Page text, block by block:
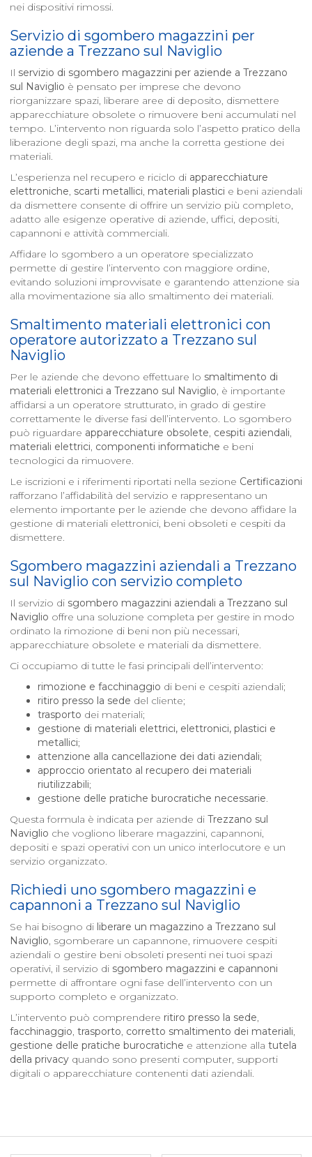
nei dispositivi rimossi.
Servizio di sgombero magazzini per
aziende a Trezzano sul Naviglio
Il servizio di sgombero magazzini per aziende a Trezzano
sul Naviglio è pensato per imprese che devono
riorganizzare spazi, liberare aree di deposito, dismettere
apparecchiature obsolete o rimuovere beni accumulati nel
tempo. L’intervento non riguarda solo l’aspetto pratico della
liberazione degli spazi, ma anche la corretta gestione dei
materiali.
L’esperienza nel recupero e riciclo di apparecchiature
elettroniche, scarti metallici, materiali plastici e beni aziendali
da dismettere consente di offrire un servizio più completo,
adatto alle esigenze operative di aziende, uffici, depositi,
capannoni e attività commerciali.
Affidare lo sgombero a un operatore specializzato
permette di gestire l’intervento con maggiore ordine,
evitando soluzioni improvvisate e garantendo attenzione sia
alla movimentazione sia allo smaltimento dei materiali.
Smaltimento materiali elettronici con
operatore autorizzato a Trezzano sul
Naviglio
Per le aziende che devono effettuare lo smaltimento di
materiali elettronici a Trezzano sul Naviglio, è importante
affidarsi a un operatore strutturato, in grado di gestire
correttamente le diverse fasi dell’intervento. Lo sgombero
può riguardare apparecchiature obsolete, cespiti aziendali,
materiali elettrici, componenti informatiche e beni
tecnologici da rimuovere.
Le iscrizioni e i riferimenti riportati nella sezione Certificazioni
rafforzano l’affidabilità del servizio e rappresentano un
elemento importante per le aziende che devono affidare la
gestione di materiali elettronici, beni obsoleti e cespiti da
dismettere.
Sgombero magazzini aziendali a Trezzano
sul Naviglio con servizio completo
Il servizio di sgombero magazzini aziendali a Trezzano sul
Naviglio offre una soluzione completa per gestire in modo
ordinato la rimozione di beni non più necessari,
apparecchiature obsolete e materiali da dismettere.
Ci occupiamo di tutte le fasi principali dell’intervento:
rimozione e facchinaggio di beni e cespiti aziendali;
ritiro presso la sede del cliente;
trasporto dei materiali;
gestione di materiali elettrici, elettronici, plastici e
metallici;
attenzione alla cancellazione dei dati aziendali;
approccio orientato al recupero dei materiali
riutilizzabili;
gestione delle pratiche burocratiche necessarie.
Questa formula è indicata per aziende di Trezzano sul
Naviglio che vogliono liberare magazzini, capannoni,
depositi e spazi operativi con un unico interlocutore e un
servizio organizzato.
Richiedi uno sgombero magazzini e
capannoni a Trezzano sul Naviglio
Se hai bisogno di liberare un magazzino a Trezzano sul
Naviglio, sgomberare un capannone, rimuovere cespiti
aziendali o gestire beni obsoleti presenti nei tuoi spazi
operativi, il servizio di sgombero magazzini e capannoni
permette di affrontare ogni fase dell’intervento con un
supporto completo e organizzato.
L’intervento può comprendere ritiro presso la sede,
facchinaggio, trasporto, corretto smaltimento dei materiali,
gestione delle pratiche burocratiche e attenzione alla tutela
della privacy quando sono presenti computer, supporti
digitali o apparecchiature contenenti dati aziendali.